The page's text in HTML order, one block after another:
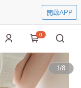
開啟APP
0
1/8